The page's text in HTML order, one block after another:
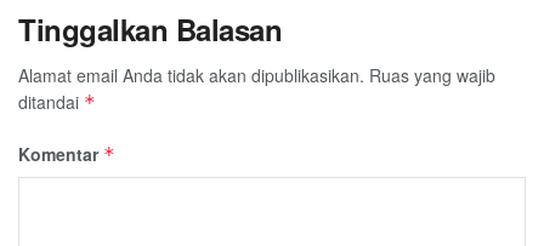
Tinggalkan Balasan
Alamat email Anda tidak akan dipublikasikan. Ruas yang wajib
ditandai *
Komentar *